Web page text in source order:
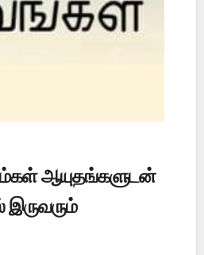
ஆயுதங்களுடன்